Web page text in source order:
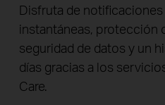
Disfruta de
instantáneas, protección
seguridad de datos y un
días gracias a los
Care.